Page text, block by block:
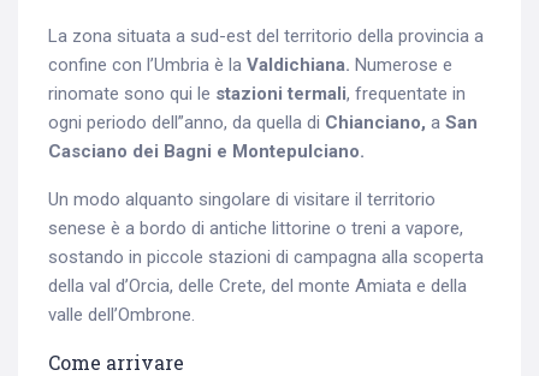
La zona situata a sud-est del territorio della provincia a
confine con l’Umbria è la Valdichiana. Numerose e
rinomate sono qui le stazioni termali, frequentate in
ogni periodo dell”anno, da quella di Chianciano, a San
Casciano dei Bagni e Montepulciano.
Un modo alquanto singolare di visitare il territorio
senese è a bordo di antiche littorine o treni a vapore,
sostando in piccole stazioni di campagna alla scoperta
della val d’Orcia, delle Crete, del monte Amiata e della
valle dell’Ombrone.
Come arrivare
Search
for: